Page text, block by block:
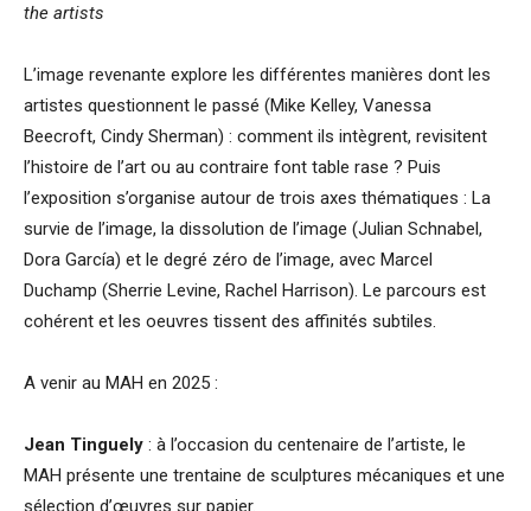
the artists
L’image revenante explore les différentes manières dont les
artistes questionnent le passé (Mike Kelley, Vanessa
Beecroft, Cindy Sherman) : comment ils intègrent, revisitent
l’histoire de l’art ou au contraire font table rase ? Puis
l’exposition s’organise autour de trois axes thématiques : La
survie de l’image, la dissolution de l’image (Julian Schnabel,
Dora García) et le degré zéro de l’image, avec Marcel
Duchamp (Sherrie Levine, Rachel Harrison). Le parcours est
cohérent et les oeuvres tissent des affinités subtiles.
A venir au MAH en 2025 :
Jean Tinguely : à l’occasion du centenaire de l’artiste, le
MAH présente une trentaine de sculptures mécaniques et une
sélection d’œuvres sur papier.